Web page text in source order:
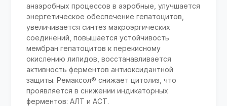
анаэробных процессов в аэробные, улучшается
энергетическое обеспечение гепатоцитов,
увеличивается синтез макроэргических
соединений, повышается устойчивость
мембран гепатоцитов к перекисному
окислению липидов, восстанавливается
активность ферментов антиоксидантной
защиты. Ремаксол® снижает цитолиз, что
проявляется в снижении индикаторных
ферментов: АЛТ и АСТ.